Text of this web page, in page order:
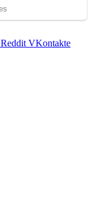
Reddit VKontakte